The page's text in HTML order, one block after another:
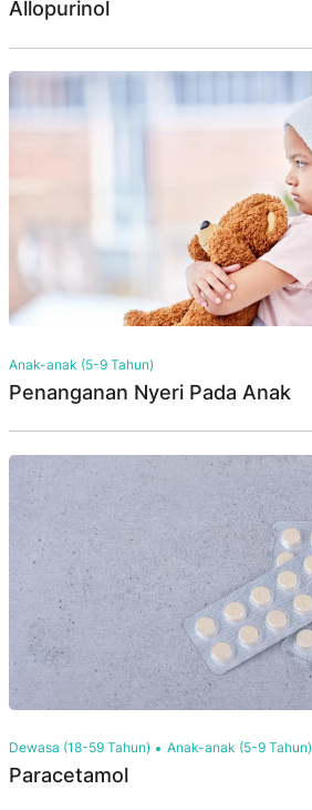
Allopurinol
Anak-anak (5-9 Tahun)
Penanganan Nyeri Pada Anak
Dewasa (18-59 Tahun) Anak-anak (5-9 Tahun)
Paracetamol